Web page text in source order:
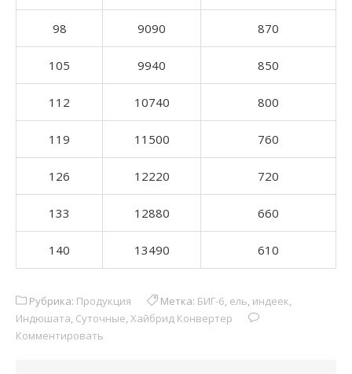
98 9090 870
105 9940 850
112 10740 800
119 11500 760
126 12220 720
133 12880 660
140 13490 610
Рубрика: Продукция Метка: БИГ-6 ель индеек
Индюшата Суточные Хайбрид Конвертер
Комментировать